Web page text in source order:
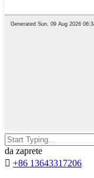
da zaprete
 +86 13643317206